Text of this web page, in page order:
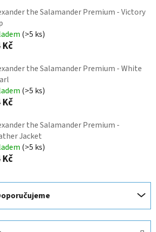
the Salamander Premium - Victory
(>5 ks)
Kč
the Salamander Premium - White
(>5 ks)
Kč
the Salamander Premium -
Jacket
(>5 ks)
Kč